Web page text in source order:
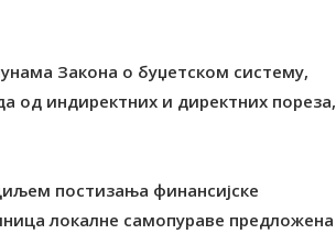
Закона о буџетском систему,
од индиректних и директних пореза,
постизања финансијске
локалне самопураве предложена